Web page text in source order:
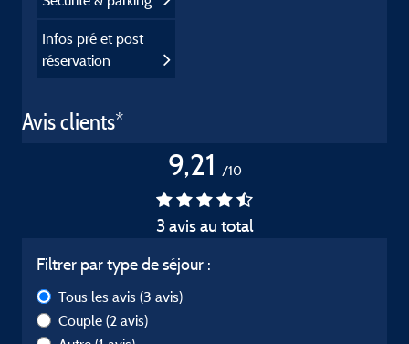
Infos pré et post
réservation
Avis clients*
9,21 /10
3 avis au total
Filtrer par type de séjour :
Tous les avis (3 avis)
Couple (2 avis)